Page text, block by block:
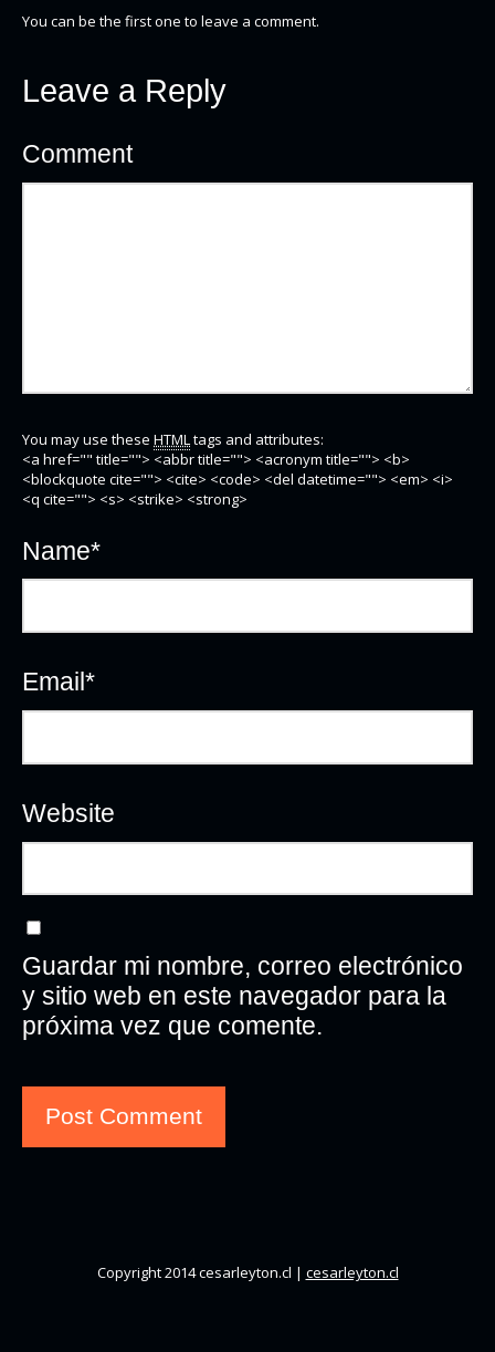
You can be the first one to leave a comment.
Leave a Reply
Comment
You may use these HTMLtags and attributes:
<a href="" title=""> <abbr title=""> <acronym title=""> <b>
<blockquote cite=""> <cite> <code> <del datetime=""> <em> <i>
<q cite=""> <s> <strike> <strong>
Name*
Email *
Website
Guardar mi nombre, correo electrónico
y sitio web en este navegador para la
próxima vez que comente.
Copyright 2014 cesarleyton.cl | cesarleyton.cl